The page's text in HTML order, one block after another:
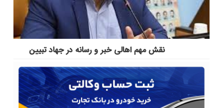
نقش مهم اهالی خبر و رسانه در جهاد تبیین